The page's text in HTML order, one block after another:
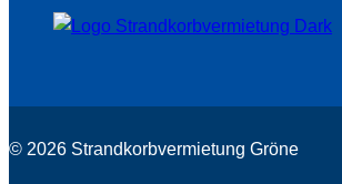
© 2026 Strandkorbvermietung Gröne